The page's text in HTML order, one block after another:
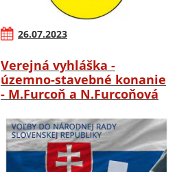
26.07.2023
Verejná vyhláška -
územno-stavebné konanie
- M.Furcoň a N.Furcoňová